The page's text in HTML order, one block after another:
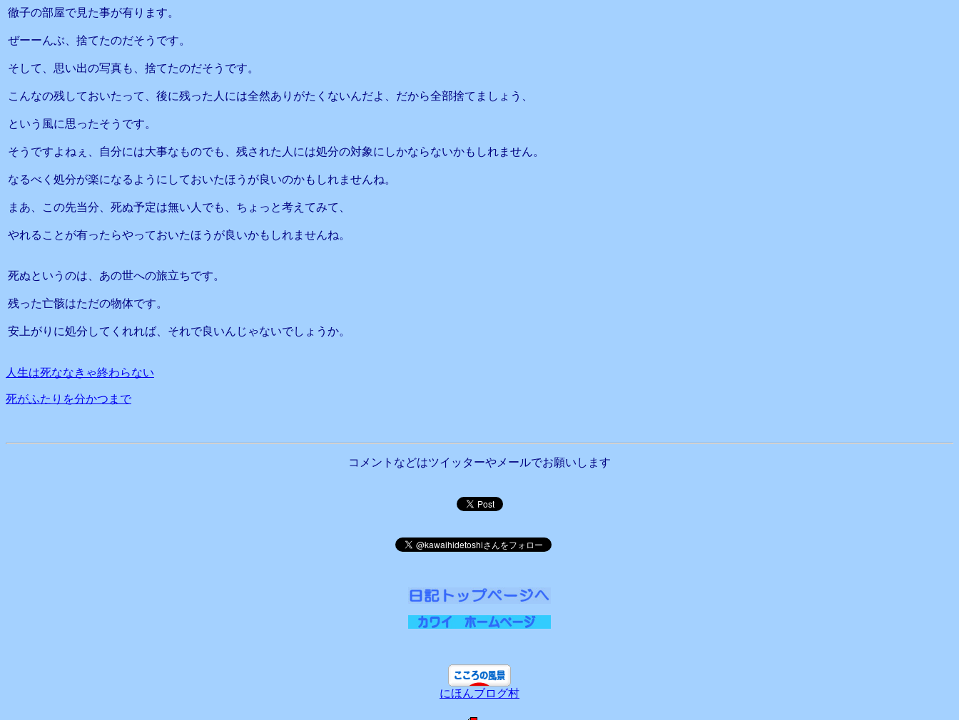
徹子の部屋で見た事が有ります。
ぜーーんぶ、捨てたのだそうです。
そして、思い出の写真も、捨てたのだそうです。
こんなの残しておいたって、後に残った人には全然ありがたくないんだよ、だから全部捨てましょう、
という風に思ったそうです。
そうですよねぇ、自分には大事なものでも、残された人には処分の対象にしかならないかもしれません。
なるべく処分が楽になるようにしておいたほうが良いのかもしれませんね。
まあ、この先当分、死ぬ予定は無い人でも、ちょっと考えてみて、
やれることが有ったらやっておいたほうが良いかもしれませんね。
死ぬというのは、あの世への旅立ちです。
残った亡骸はただの物体です。
安上がりに処分してくれれば、それで良いんじゃないでしょうか。
人生は死ななきゃ終わらない
死がふたりを分かつまで
コメントなどはツイッターやメールでお願いします
にほんブログ村